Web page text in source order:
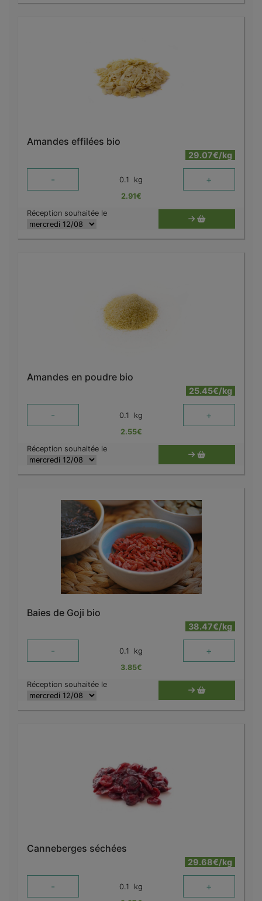
Amandes effilées bio
29.07€/kg
- 0.1 kg +
2.91€
Réception souhaitée le
Amandes en poudre bio
25.45€/kg
- 0.1 kg +
2.55€
Réception souhaitée le
Baies de Goji bio
38.47€/kg
- 0.1 kg +
3.85€
Réception souhaitée le
Canneberges séchées
29.68€/kg
- 0.1 kg +